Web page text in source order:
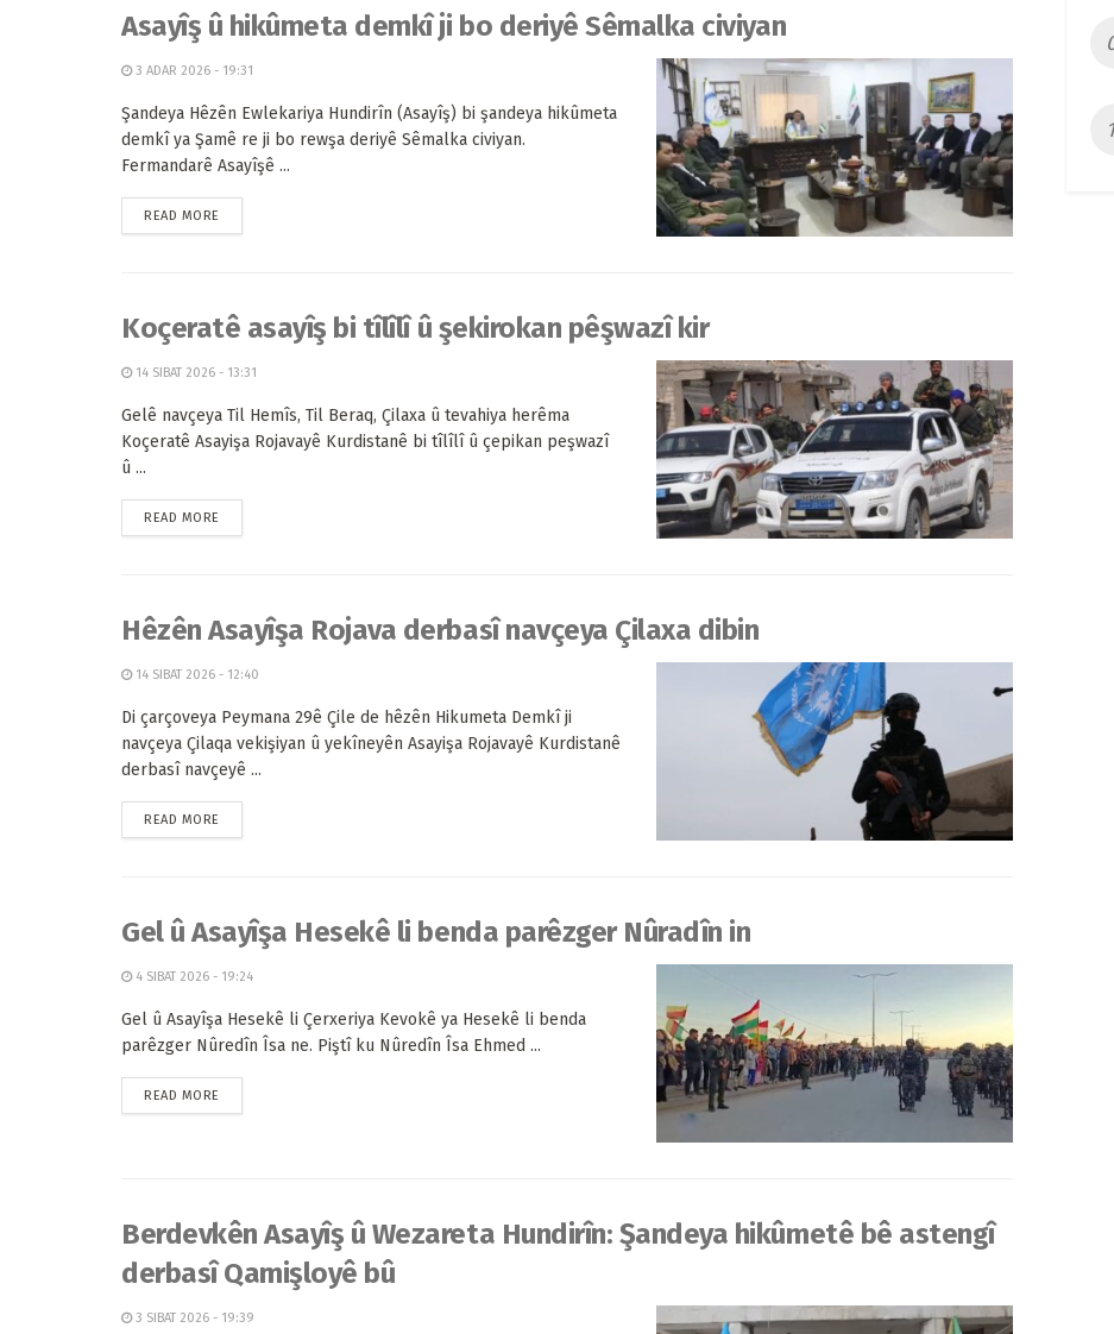
Asayîş û hikûmeta demkî ji bo deriyê Sêmalka civiyan
3 ADAR 2026 - 19:31
Şandeya Hêzên Ewlekariya Hundirîn (Asayîş) bi şandeya hikûmeta
demkî ya Şamê re ji bo rewşa deriyê Sêmalka civiyan.
Fermandarê Asayîşê ...
READ MORE
Koçeratê asayîş bi tîlîlî û şekirokan pêşwazî kir
14 SIBAT 2026 - 13:31
Gelê navçeya Til Hemîs, Til Beraq, Çilaxa û tevahiya herêma
Koçeratê Asayişa Rojavayê Kurdistanê bi tîlîlî û çepikan peşwazî
û ...
READ MORE
Hêzên Asayîşa Rojava derbasî navçeya Çilaxa dibin
14 SIBAT 2026 - 12:40
Di çarçoveya Peymana 29ê Çile de hêzên Hikumeta Demkî ji
navçeya Çilaqa vekişiyan û yekîneyên Asayişa Rojavayê Kurdistanê
derbasî navçeyê ...
READ MORE
Gel û Asayîşa Hesekê li benda parêzger Nûradîn in
4 SIBAT 2026 - 19:24
Gel û Asayîşa Hesekê li Çerxeriya Kevokê ya Hesekê li benda
parêzger Nûredîn Îsa ne. Piştî ku Nûredîn Îsa Ehmed ...
READ MORE
Berdevkên Asayîş û Wezareta Hundirîn: Şandeya hikûmetê bê astengî
derbasî Qamişloyê bû
3 SIBAT 2026 - 19:39